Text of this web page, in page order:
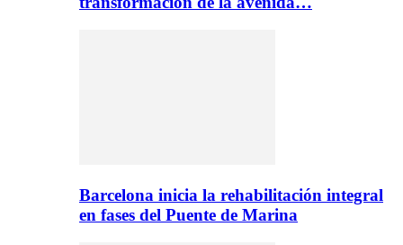
Barcelona inicia la rehabilitación integral
en fases del Puente de Marina